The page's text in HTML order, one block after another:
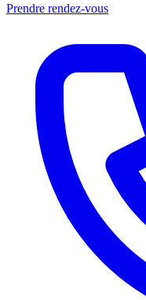
Prendre rendez-vous